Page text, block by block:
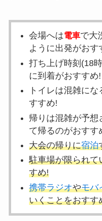
会場へは電車で大
ように出発がおす
打ち上げ時刻(18
に到着がおすすめ!
トイレは混雑に
すすめ!
帰りは混雑が予
て帰るのがおすす
大会の帰りに宿泊
駐車場が限られて
すめ!
携帯ラジオやモバ
いくことをおすす